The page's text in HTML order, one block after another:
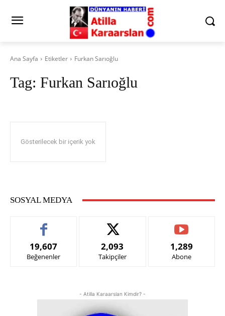
Ana Sayfa Etiketler Furkan Sarıoğlu
Tag: Furkan Sarıoğlu
Gösterilecek bir içerik yok
SOSYAL MEDYA
19,607
Beğenenler
2,093
Takipçiler
1,289
Abone
- Atilla Karaarslan Kimdir? -